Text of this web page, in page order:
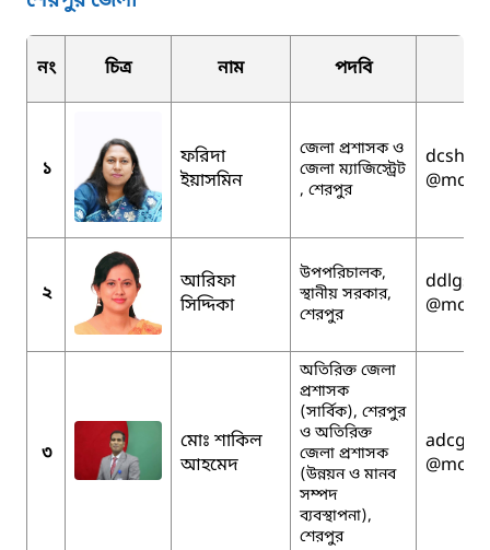
নং চিত্র নাম পদবি
১
ফরিদা
ইয়াসমিন
জেলা প্রশাসক ও
জেলা ম্যাজিস্ট্রেট
, শেরপুর
২
আরিফা
সিদ্দিকা
উপপরিচালক,
স্থানীয় সরকার,
শেরপুর
৩
মোঃ শাকিল
আহমেদ
অতিরিক্ত জেলা
প্রশাসক
(সার্বিক), শেরপুর
ও অতিরিক্ত
জেলা প্রশাসক
(উন্নয়ন ও মানব
সম্পদ
ব্যবস্থাপনা),
শেরপুর